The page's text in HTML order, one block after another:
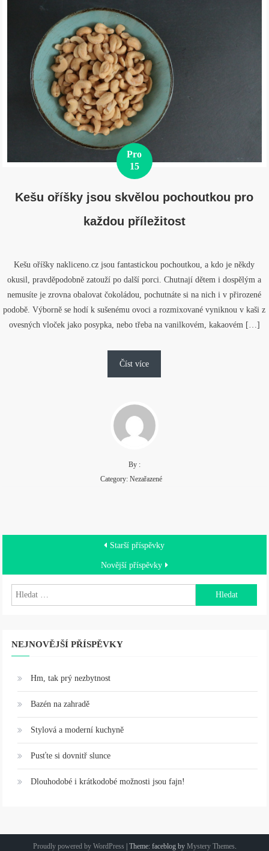
Pro
15
Kešu oříšky jsou skvělou pochoutkou pro
každou příležitost
Kešu oříšky nakliceno.cz jsou fantastickou pochoutkou, a kdo je někdy
okusil, pravděpodobně zatouží po další porci. Chutnají dětem i dospělým a
nemusíte je zrovna obalovat čokoládou, pochutnáte si na nich i v přirozené
podobě. Výborně se hodí k sušenému ovoci a rozmixované vyniknou v kaši z
ovesných vloček jako posypka, nebo třeba na vanilkovém, kakaovém […]
Číst více
By :
Category: Nezařazené
pro
příspěvky
Starší příspěvky
Novější příspěvky
Vyhledávání
NEJNOVĚJŠÍ PŘÍSPĚVKY
Hm, tak prý nezbytnost
Bazén na zahradě
Stylová a moderní kuchyně
Pusťte si dovnitř slunce
Dlouhodobé i krátkodobé možnosti jsou fajn!
Proudly powered by WordPress | Theme: faceblog by Mystery Themes.